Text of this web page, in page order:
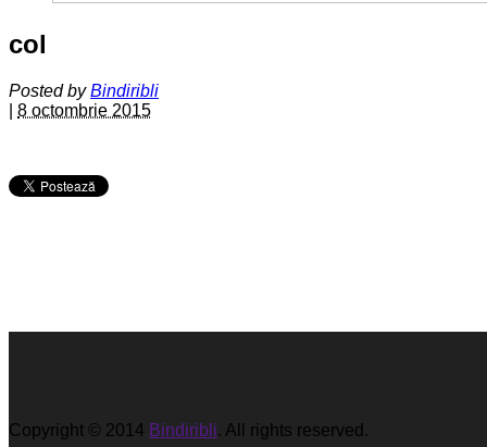
col
Posted byBindiribli
8 octombrie 2015
Copyright © 2014 Bindiribli. All rights reserved.